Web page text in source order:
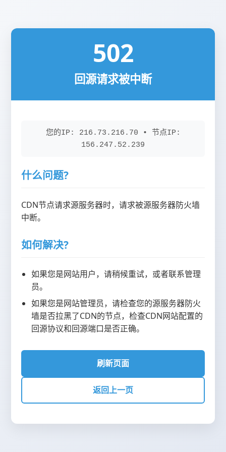
502
回源请求被中断
您的IP: 216.73.216.70 • 节点IP:
156.247.52.239
什么问题?
CDN节点请求源服务器时，请求被源服务器防火墙
中断。
如何解决?
如果您是网站用户，请稍候重试，或者联系管理
员。
如果您是网站管理员，请检查您的源服务器防火
墙是否拉黑了CDN的节点，检查CDN网站配置的
回源协议和回源端口是否正确。
刷新页面
返回上一页